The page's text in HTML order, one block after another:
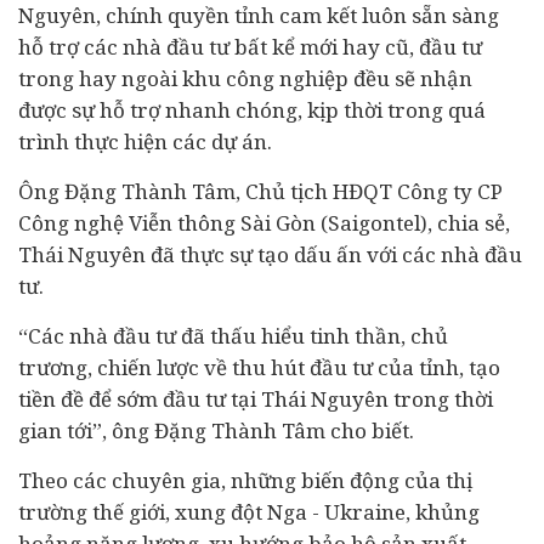
Nguyên, chính quyền tỉnh cam kết luôn sẵn sàng
hỗ trợ các nhà đầu tư bất kể mới hay cũ, đầu tư
trong hay ngoài khu công nghiệp đều sẽ nhận
được sự hỗ trợ nhanh chóng, kịp thời trong quá
trình thực hiện các dự án.
Ông Đặng Thành Tâm, Chủ tịch HĐQT Công ty CP
Công nghệ Viễn thông Sài Gòn (Saigontel), chia sẻ,
Thái Nguyên đã thực sự tạo dấu ấn với các nhà đầu
tư.
“Các nhà đầu tư đã thấu hiểu tinh thần, chủ
trương, chiến lược về thu hút đầu tư của tỉnh, tạo
tiền đề để sớm đầu tư tại Thái Nguyên trong thời
gian tới”, ông Đặng Thành Tâm cho biết.
Theo các chuyên gia, những biến động của thị
trường thế giới, xung đột Nga - Ukraine, khủng